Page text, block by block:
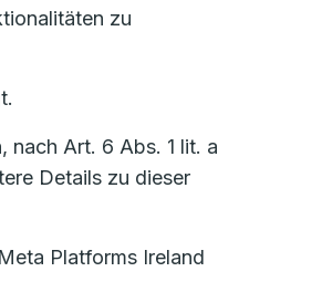
zu
nach Art. 6 Abs. 1 lit. a
Details zu dieser
Platforms Ireland